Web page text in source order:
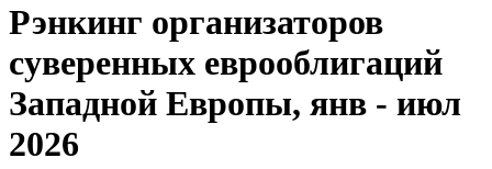
Рэнкинг организаторов
суверенных еврооблигаций
Западной Европы, янв - июл
2026